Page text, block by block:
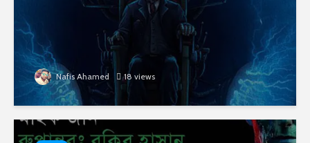
Nafis Ahamed 18 views